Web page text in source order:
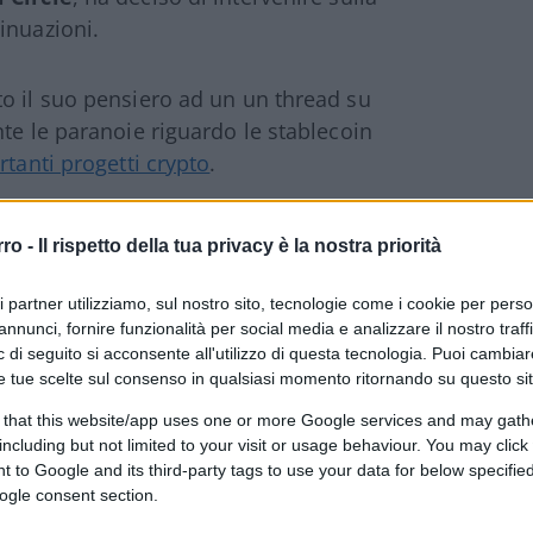
- Il rispetto della tua privacy è la nostra priorità
partner utilizziamo, sul nostro sito, tecnologie come i cookie per
fornire funzionalità per social media e analizzare il nostro
di seguito si acconsente all'utilizzo di questa tecnologia. Puoi
tue scelte sul consenso in qualsiasi momento ritornando su questo
that this website/app uses one or more Google services and may
but not limited to your visit or usage behaviour. You may
to Google and its third-party tags to use your data for below
consent section.
il suo pensiero ad un un thread su
le paranoie riguardo le stablecoin
progetti crypto.
altre società “
ad aumentare la nostra
a blog post this week, but the
over-collateralized, offered as a
a very conservative UW approach, we